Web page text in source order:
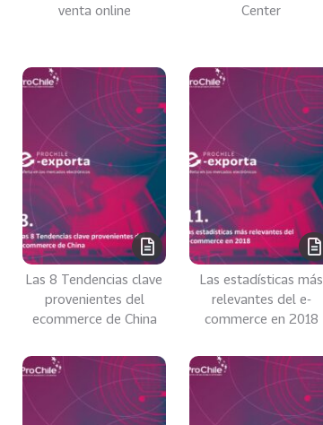
venta online
Center
Las 8 Tendencias clave
provenientes del
ecommerce de China
Las estadísticas más
relevantes del e-
commerce en 2018